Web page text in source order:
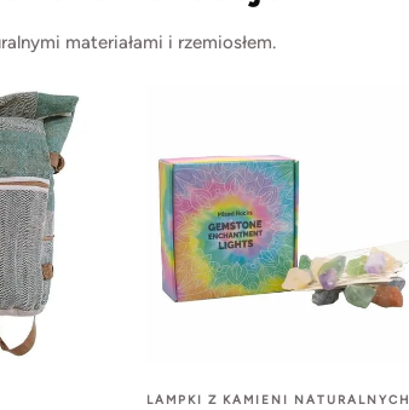
materiałami i rzemiosłem.
LAMPKI Z KAMIENI NATURALNYCH